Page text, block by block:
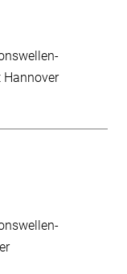
Hannover